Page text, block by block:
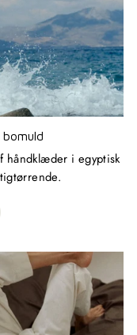
håndklæder i egyptisk